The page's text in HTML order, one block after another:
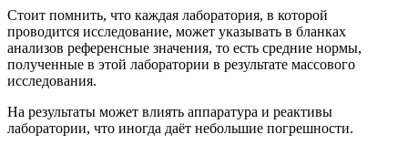
Стоит помнить, что каждая лаборатория, в которой
проводится исследование, может указывать в бланках
анализов референсные значения, то есть средние нормы,
полученные в этой лаборатории в результате массового
исследования.
На результаты может влиять аппаратура и реактивы
лаборатории, что иногда даёт небольшие погрешности.